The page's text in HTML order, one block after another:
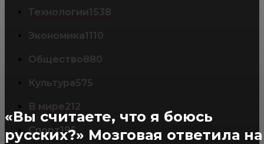
«Вы считаете, что я боюсь
русских?» Мозговая ответила на
Технологии1538
Экономика1110
Общество880
Культура575
В мире212
Спорт195